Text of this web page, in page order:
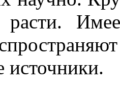
расти.
источники.